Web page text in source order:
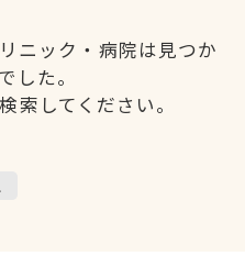
ニック・病院は見つか
した。
索してください。